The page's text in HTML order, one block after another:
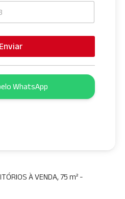
Enviar
WhatsApp
À VENDA, 75 m² -